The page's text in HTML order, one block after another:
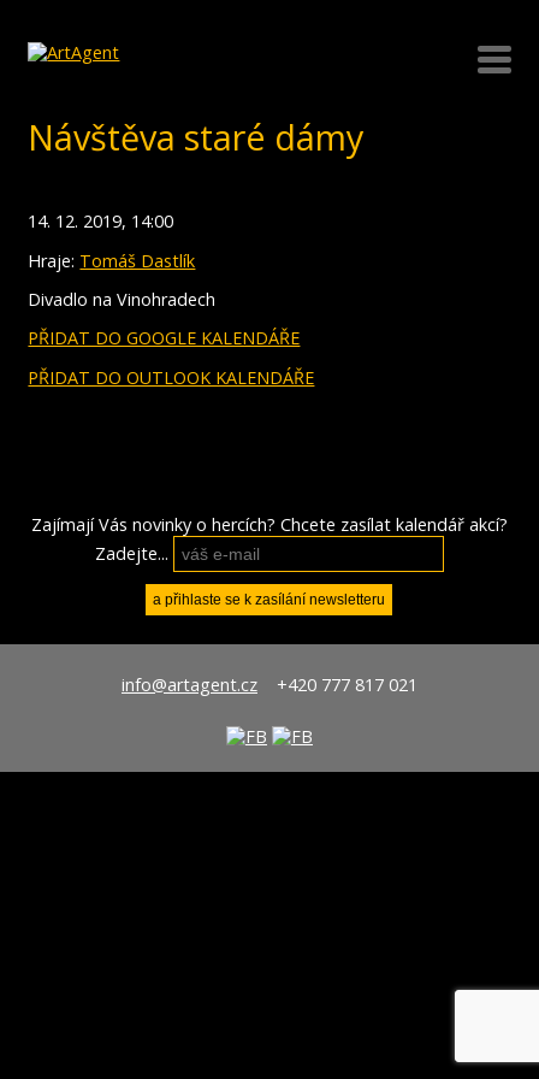
Návštěva staré dámy
14. 12. 2019, 14:00
Hraje: Tomáš Dastlík
Divadlo na Vinohradech
PŘIDAT DO GOOGLE KALENDÁŘE
PŘIDAT DO OUTLOOK KALENDÁŘE
Zajímají Vás novinky o hercích? Chcete zasílat kalendář akcí?
Zadejte...
info@artagent.cz+420 777 817 021